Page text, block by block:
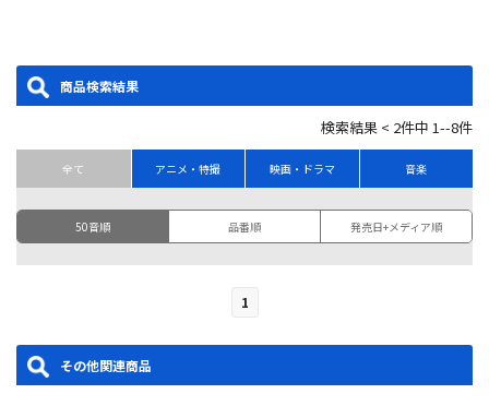
商品検索結果
検索結果 < 2件中 1--8件
全て アニメ・特撮 映画・ドラマ 音楽
50音順 品番順 発売日+メディア順
1
その他関連商品